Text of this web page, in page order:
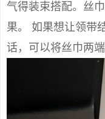
气得装束搭配。丝
果。 如果想让领带
话，可以将丝巾两